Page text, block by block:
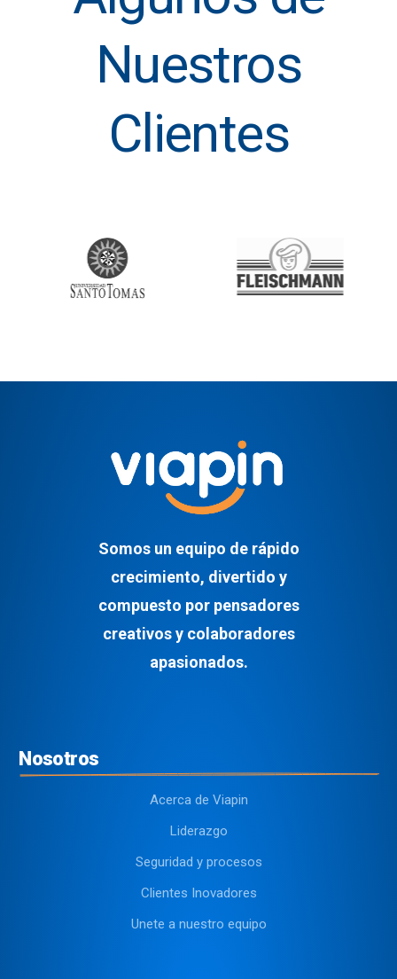
Nuestros
Clientes
Somos un equipo de rápido
crecimiento, divertido y
compuesto por pensadores
creativos y colaboradores
apasionados.
Nosotros
Acerca de Viapin
Liderazgo
Seguridad y procesos
Clientes Inovadores
Unete a nuestro equipo